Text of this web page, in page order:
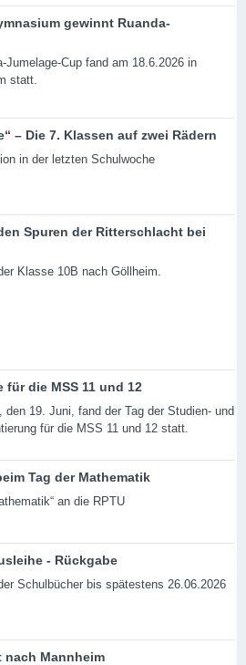
gewinnt Ruanda-
Jumelage-Cup fand am 18.6.2026 in
statt.
– Die 7. Klassen auf zwei Rädern
in der letzten Schulwoche
Spuren der Ritterschlacht bei
Klasse 10B nach Göllheim.
für die MSS 11 und 12
den 19. Juni, fand der Tag der Studien- und
für die MSS 11 und 12 statt.
Tag der Mathematik
an die RPTU
- Rückgabe
Schulbücher bis spätestens 26.06.2026
nach Mannheim